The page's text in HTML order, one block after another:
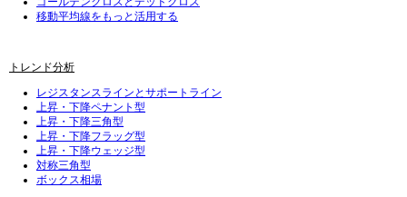
移動平均線をもっと活用する
トレンド分析
レジスタンスラインとサポートライン
上昇・下降ペナント型
上昇・下降三角型
上昇・下降フラッグ型
上昇・下降ウェッジ型
対称三角型
ボックス相場